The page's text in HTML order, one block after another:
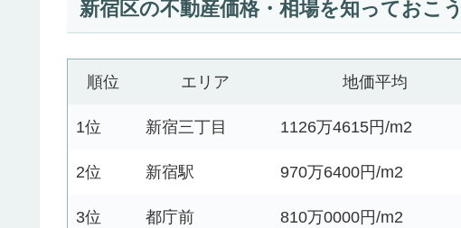
新宿区の不動産価格・相場を知っておこう
順位 エリア 地価平均
1位 新宿三丁目 1126万4615円/m2
2位 新宿駅 970万6400円/m2
3位 都庁前 810万0000円/m2